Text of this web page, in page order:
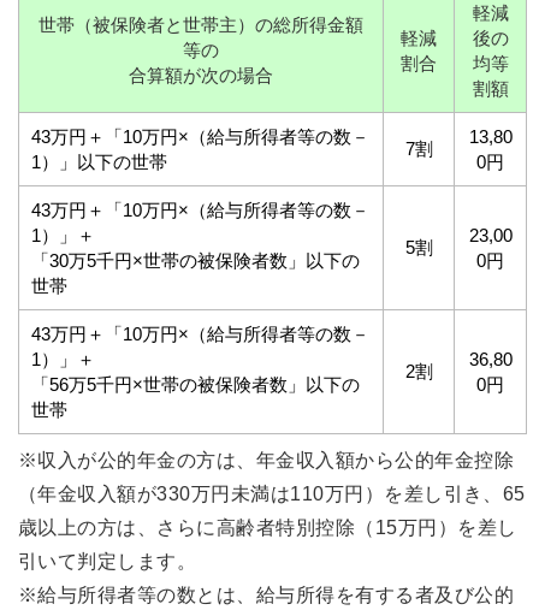
世帯（被保険者と世帯主）の総所得金額
等の
合算額が次の場合
軽減
割合
軽減
後の
均等
割額
43万円＋「10万円×（給与所得者等の数－
1）」以下の世帯
7割
13,80
0円
43万円＋「10万円×（給与所得者等の数－
1）」＋
「30万5千円×世帯の被保険者数」以下の
世帯
5割
23,00
0円
43万円＋「10万円×（給与所得者等の数－
1）」＋
「56万5千円×世帯の被保険者数」以下の
世帯
2割
36,80
0円
※収入が公的年金の方は、年金収入額から公的年金控除
（年金収入額が330万円未満は110万円）を差し引き、65
歳以上の方は、さらに高齢者特別控除（15万円）を差し
引いて判定します。
※給与所得者等の数とは、給与所得を有する者及び公的